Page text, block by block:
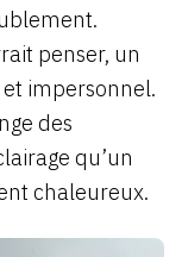
penser, un
impersonnel.
des
qu’un
chaleureux.